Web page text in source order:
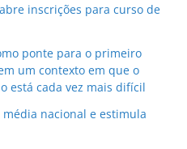
inscrições para curso de
ponte para o primeiro
um contexto em que o
está cada vez mais difícil
nacional e estimula